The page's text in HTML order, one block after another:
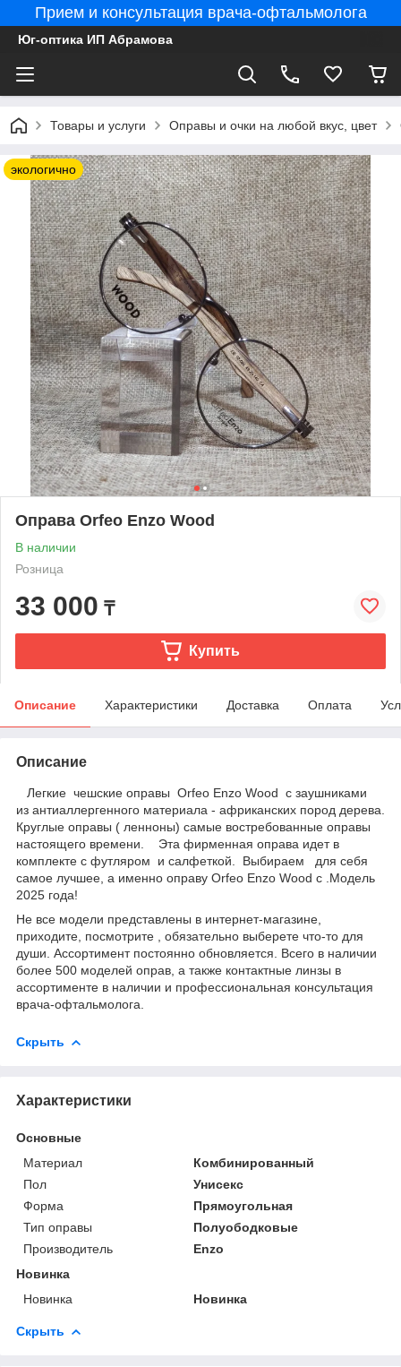
Прием и консультация врача-офтальмолога
Юг-оптика ИП Абрамова
Товары и услуги Оправы и очки на любой вкус, цвет
экологично
Оправа Orfeo Enzo Wood
В наличии
Розница
33 000 ₸
Купить
Описание Характеристики Доставка Оплата
Описание
Легкие чешские оправы Orfeo Enzo Wood с заушниками
из антиаллергенного материала - африканских пород дерева.
Круглые оправы ( ленноны) самые востребованные оправы
настоящего времени. Эта фирменная оправа идет в
комплекте с футляром и салфеткой. Выбираем для себя
самое лучшее, а именно оправу Orfeo Enzo Wood с .Модель
2025 года!
Не все модели представлены в интернет-магазине,
приходите, посмотрите , обязательно выберете что-то для
души. Ассортимент постоянно обновляется. Всего в наличии
более 500 моделей оправ, а также контактные линзы в
ассортименте в наличии и профессиональная консультация
врача-офтальмолога.
Скрыть
Характеристики
Основные
Материал
Комбинированный
Пол
Унисекс
Форма
Прямоугольная
Тип оправы
Полуободковые
Производитель
Enzo
Новинка
Новинка
Новинка
Скрыть